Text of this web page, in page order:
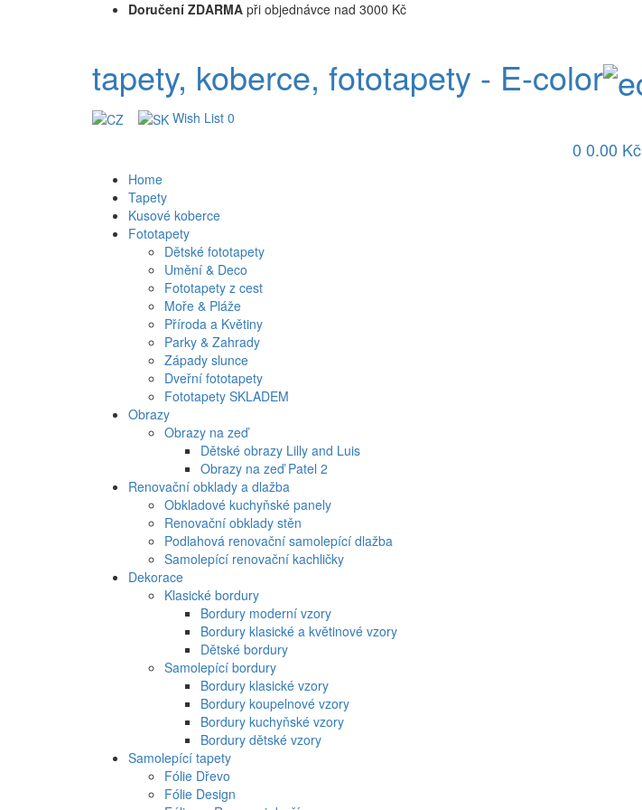
Doručení ZDARMA při objednávce nad 3000 Kč
tapety, koberce, fototapety - E-color
Wish List 0
0 0.00 Kč
Home
Tapety
Kusové koberce
Fototapety
Dětské fototapety
Umění & Deco
Fototapety z cest
Moře & Pláže
Příroda a Květiny
Parky & Zahrady
Západy slunce
Dveřní fototapety
Fototapety SKLADEM
Obrazy
Obrazy na zeď
Dětské obrazy Lilly and Luis
Obrazy na zeď Patel 2
Renovační obklady a dlažba
Obkladové kuchyňské panely
Renovační obklady stěn
Podlahová renovační samolepící dlažba
Samolepící renovační kachličky
Dekorace
Klasické bordury
Bordury moderní vzory
Bordury klasické a květinové vzory
Dětské bordury
Samolepící bordury
Bordury klasické vzory
Bordury koupelnové vzory
Bordury kuchyňské vzory
Bordury dětské vzory
Samolepící tapety
Fólie Dřevo
Fólie Design